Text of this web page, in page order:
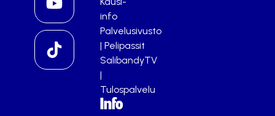
info
Palvelusivusto
| Pelipassit
SalibandyTV
|
Tulospalvelu
Info